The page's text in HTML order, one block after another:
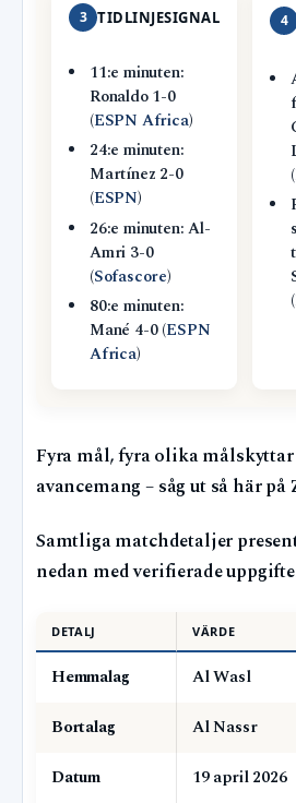
3 TIDLINJESIGNAL
11:e minuten:
Ronaldo 1-0
(ESPN Africa)
24:e minuten:
Martínez 2-0
(ESPN)
26:e minuten: Al-
Amri 3-0
(Sofascore)
80:e minuten:
Mané 4-0 (ESPN
Africa)
4
(
Fyra mål, fyra olika
avancemang – såg ut så här
Samtliga matchdetaljer
nedan med verifierade
DETALJ VÄRDE
Hemmalag
Al Wasl
Bortalag
Al Nassr
Datum
19 april 2026